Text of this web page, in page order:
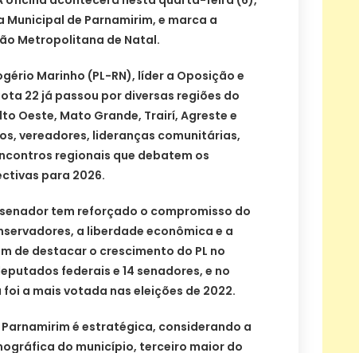
Municipal de Parnamirim, e marca a
Metropolitana de Natal.
Marinho (PL-RN), líder a Oposição e
22 já passou por diversas regiões do
Oeste, Mato Grande, Trairí, Agreste e
vereadores, lideranças comunitárias,
regionais que debatem os
para 2026.
tem reforçado o compromisso do
a liberdade econômica e a
de destacar o crescimento do PL no
federais e 14 senadores, e no
foi a mais votada nas eleições de 2022.
é estratégica, considerando a
do município, terceiro maior do